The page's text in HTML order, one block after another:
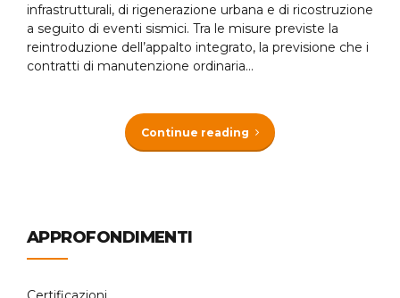
infrastrutturali, di rigenerazione urbana e di ricostruzione
a seguito di eventi sismici. Tra le misure previste la
reintroduzione dell’appalto integrato, la previsione che i
contratti di manutenzione ordinaria...
Continue reading
APPROFONDIMENTI